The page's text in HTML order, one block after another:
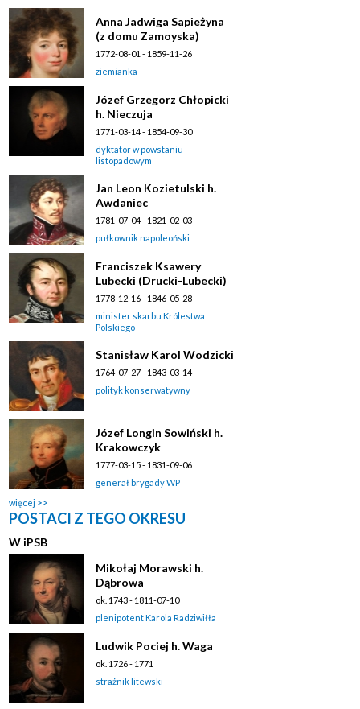
Anna Jadwiga Sapieżyna
(z domu Zamoyska)
1772-08-01 - 1859-11-26
ziemianka
Józef Grzegorz Chłopicki
h. Nieczuja
1771-03-14 - 1854-09-30
dyktator w powstaniu
listopadowym
Jan Leon Kozietulski h.
Awdaniec
1781-07-04 - 1821-02-03
pułkownik napoleoński
Franciszek Ksawery
Lubecki (Drucki-Lubecki)
1778-12-16 - 1846-05-28
minister skarbu Królestwa
Polskiego
Stanisław Karol Wodzicki
1764-07-27 - 1843-03-14
polityk konserwatywny
Józef Longin Sowiński h.
Krakowczyk
1777-03-15 - 1831-09-06
generał brygady WP
więcej
POSTACI Z TEGO OKRESU
W iPSB
Mikołaj Morawski h.
Dąbrowa
ok. 1743 - 1811-07-10
plenipotent Karola Radziwiłła
Ludwik Pociej h. Waga
ok. 1726 - 1771
strażnik litewski